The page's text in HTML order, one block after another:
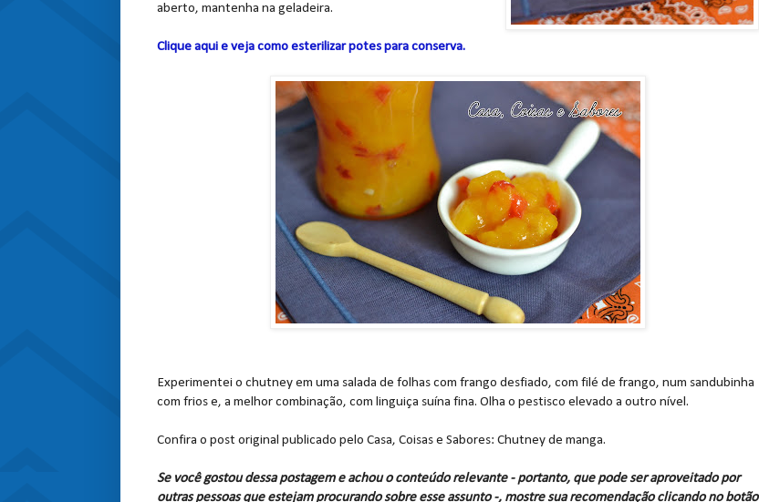
aberto, mantenha na geladeira.
Clique aqui e veja como esterilizar potes para conserva.
Experimentei o chutney em uma salada de folhas com frango desfiado, com filé de frango, num sandubinha
com frios e, a melhor combinação, com linguiça suína fina. Olha o pestisco elevado a outro nível.
Confira o post original publicado pelo Casa, Coisas e Sabores: Chutney de manga.
Se você gostou dessa postagem e achou o conteúdo relevante - portanto, que pode ser aproveitado por
outras pessoas que estejam procurando sobre esse assunto -, mostre sua recomendação clicando no botão